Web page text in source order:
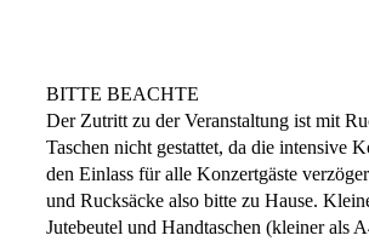
BITTE BEACHTE
Der Zutritt zu der Veranstaltung ist mit
Taschen nicht gestattet, da die intensive
den Einlass für alle Konzertgäste
und Rucksäcke also bitte zu Hause.
Jutebeutel und Handtaschen (kleiner als